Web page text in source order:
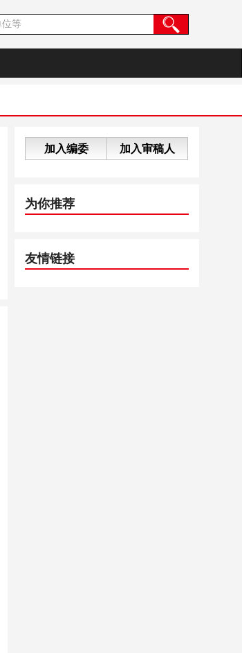
加入编委 加入审稿人
为你推荐
友情链接